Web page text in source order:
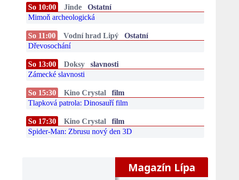
So 10:00 Jinde
Ostatní
Mimoň archeologická
So 11:00 Vodní hrad Lipý
Ostatní
Dřevosochání
So 13:00 Doksy
slavnosti
Zámecké slavnosti
So 15:30 Kino Crystal
film
Tlapková patrola: Dinosauří film
So 17:30 Kino Crystal
film
Spider-Man: Zbrusu nový den 3D
Magazín Lípa